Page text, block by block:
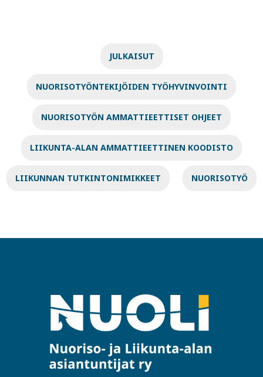
JULKAISUT
NUORISOTYÖNTEKIJÖIDEN TYÖHYVINVOINTI
NUORISOTYÖN AMMATTIEETTISET OHJEET
LIIKUNTA-ALAN AMMATTIEETTINEN KOODISTO
LIIKUNNAN TUTKINTONIMIKKEET NUORISOTYÖ